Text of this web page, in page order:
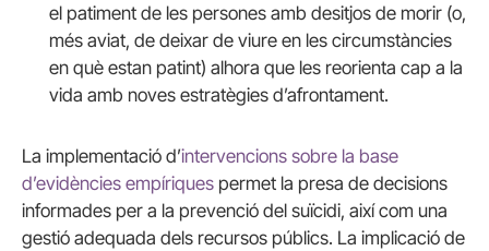
el patiment de les persones amb desitjos de morir (o,
més aviat, de deixar de viure en les circumstàncies
en què estan patint) alhora que les reorienta cap a la
vida amb noves estratègies d’afrontament.
La implementació d’intervencions sobre la base
d’evidències empíriques permet la presa de decisions
informades per a la prevenció del suïcidi, així com una
gestió adequada dels recursos públics. La implicació de